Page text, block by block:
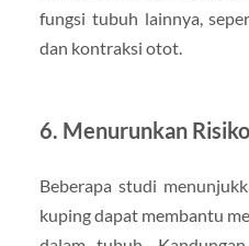
fungsi tubuh lainnya,
dan kontraksi otot.
6. Menurunkan
Beberapa studi
kuping dapat membantu